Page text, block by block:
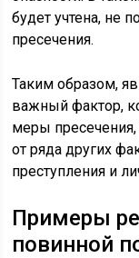
будет учтена, не
пресечения.
Таким образом,
важный фактор,
меры
от ряда других
преступления и
Примеры
повинной